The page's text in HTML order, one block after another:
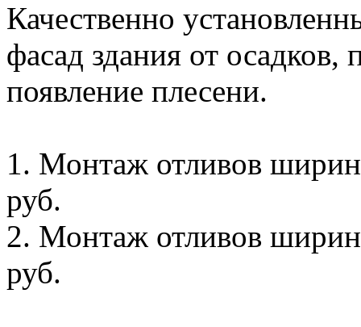
Качественно
фасад здания от
появление плесени.
1. Монтаж отливов
руб.
2. Монтаж отливов
руб.